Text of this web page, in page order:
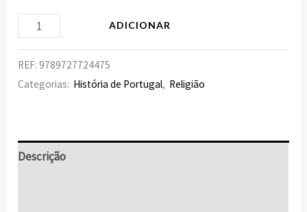
ADICIONAR
REF:9789727724475
Categorias: História de Portugal, Religião
Descrição